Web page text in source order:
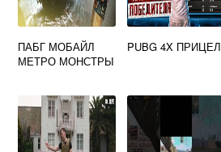
ПАБГ МОБАЙЛ
МЕТРО МОНСТРЫ
PUBG 4X ПРИЦЕЛ